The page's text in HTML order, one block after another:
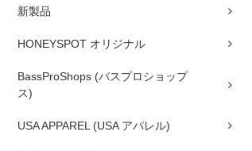
新製品
HONEYSPOT オリジナル
BassProShops (バスプロショップ
ス)
USA APPAREL (USA アパレル)